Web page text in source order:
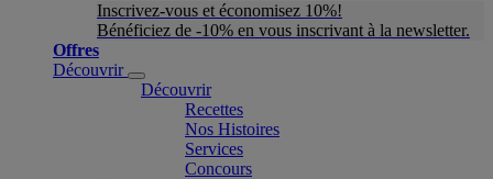
Inscrivez-vous et économisez 10%!
Bénéficiez de -10% en vous inscrivant à la newsletter.
Offres
Découvrir
Découvrir
Recettes
Nos Histoires
Services
Concours